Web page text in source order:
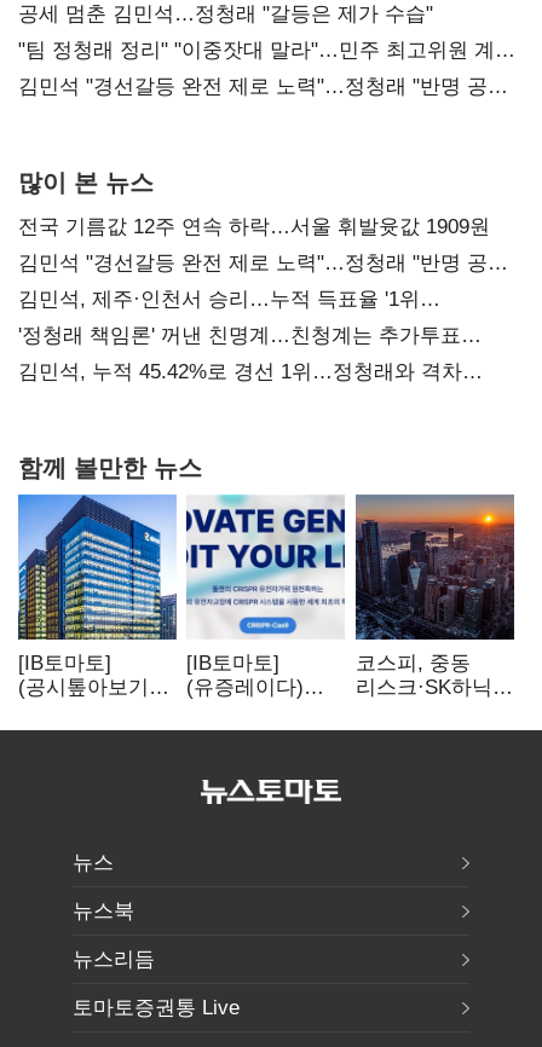
공세 멈춘 김민석…정청래 "갈등은 제가 수습"
"팀 정청래 정리" "이중잣대 말라"…민주 최고위원 계파
다툼 격화
김민석 "경선갈등 완전 제로 노력"…정청래 "반명 공세
많이 본 뉴스
전국 기름값 12주 연속 하락…서울 휘발윳값 1909원
김민석 "경선갈등 완전 제로 노력"…정청래 "반명 공세
사과부터"
김민석, 제주·인천서 승리…누적 득표율 '1위
탈환'(종합)
'정청래 책임론' 꺼낸 친명계…친청계는 추가투표
때리기
김민석, 누적 45.42%로 경선 1위…정청래와 격차
함께 볼만한 뉴스
[IB토마토]
(공시톺아보기)
바로 매출로
[IB토마토]
(유증레이다)
3분의 1 토막…
비용부터 챙긴다
코스피, 중동
리스크·SK하닉
뒷걸음
뉴스
뉴스북
뉴스리듬
토마토증권통 Live